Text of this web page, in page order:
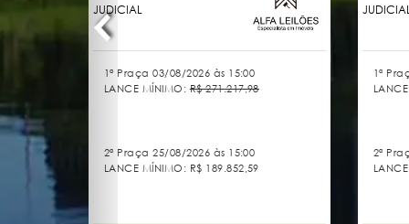
JUDICIAL
1ª Praça 03/08/2026 às 15:00
LANCE MÍNIMO:R$ 271.217,98
2ª Praça 25/08/2026 às 15:00
LANCE MÍNIMO: R$ 189.852,59
1ª
2ª